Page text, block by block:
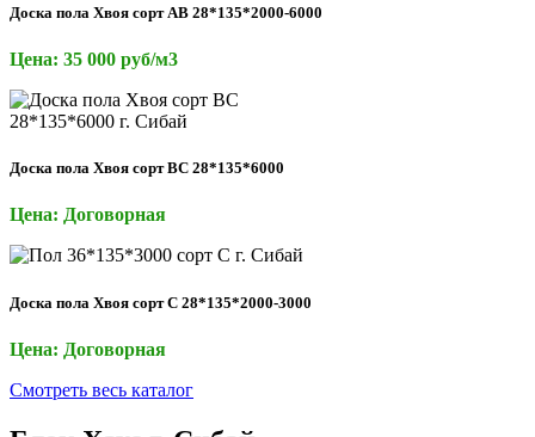
Доска пола Хвоя сорт АВ 28*135*2000-6000
Цена: 35 000 руб/м3
Доска пола Хвоя сорт ВС 28*135*6000
Цена: Договорная
Доска пола Хвоя сорт С 28*135*2000-3000
Цена: Договорная
Смотреть весь каталог